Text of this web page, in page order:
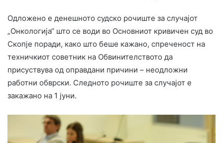
Одложено е денешното судско рочиште за случајот
„Онкологија“ што се води во Основниот кривичен суд во
Скопје поради, како што беше кажано, спреченост на
техничкиот советник на Обвинителството да
присуствува од оправдани причини – неодложни
работни обврски. Следното рочиште за случајот е
закажано на 1 јуни.